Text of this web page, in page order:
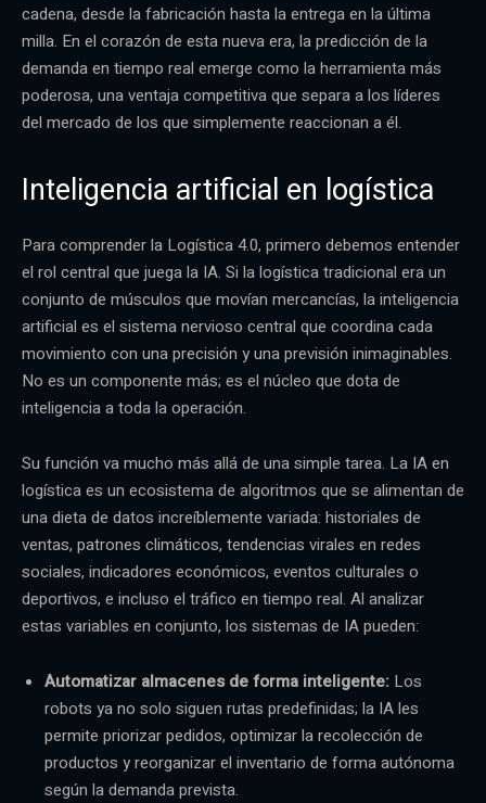
cadena, desde la fabricación hasta la entrega en la última
milla. En el corazón de esta nueva era, la predicción de la
demanda en tiempo real emerge como la herramienta más
poderosa, una ventaja competitiva que separa a los líderes
del mercado de los que simplemente reaccionan a él.
Inteligencia artificial en logística
Para comprender la Logística 4.0, primero debemos entender
el rol central que juega la IA. Si la logística tradicional era un
conjunto de músculos que movían mercancías, la inteligencia
artificial es el sistema nervioso central que coordina cada
movimiento con una precisión y una previsión inimaginables.
No es un componente más; es el núcleo que dota de
inteligencia a toda la operación.
Su función va mucho más allá de una simple tarea. La IA en
logística es un ecosistema de algoritmos que se alimentan de
una dieta de datos increíblemente variada: historiales de
ventas, patrones climáticos, tendencias virales en redes
sociales, indicadores económicos, eventos culturales o
deportivos, e incluso el tráfico en tiempo real. Al analizar
estas variables en conjunto, los sistemas de IA pueden:
Automatizar almacenes de forma inteligente: Los
robots ya no solo siguen rutas predefinidas; la IA les
permite priorizar pedidos, optimizar la recolección de
productos y reorganizar el inventario de forma autónoma
según la demanda prevista.